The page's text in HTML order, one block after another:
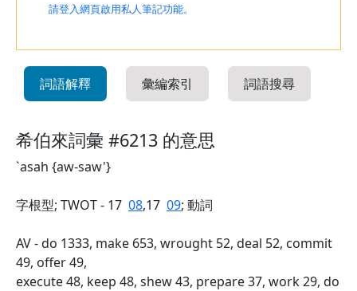
請登入網頁啟用私人筆記功能。
詞語解釋 彙編索引 詞語搜尋
希伯來詞彙 #6213 的意思
`asah {aw-saw'}
字根型; TWOT - 17 08,17 09; 動詞
AV - do 1333, make 653, wrought 52, deal 52, commit
49, offer 49,
execute 48, keep 48, shew 43, prepare 37, work 29, do